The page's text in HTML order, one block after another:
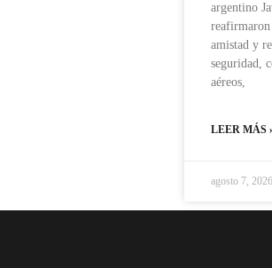
argentino
amistad y
seguridad,
aéreos,
LEER MÁS
agosto 7, 2026